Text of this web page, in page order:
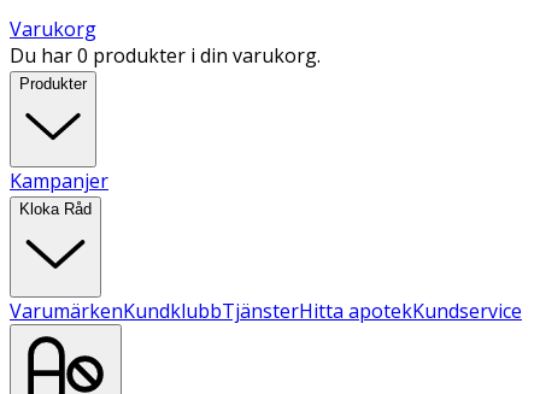
Varukorg
Du har 0 produkter i din varukorg.
Produkter
Kampanjer
Kloka Råd
VarumärkenKundklubbTjänsterHitta apotekKundservice